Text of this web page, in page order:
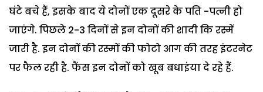
घंटे बचे हैं, इसके बाद ये दोनों एक दूसरे के पति -पत्नी हो
जाएंगे. पिछले 2-3 दिनों से इन दोनों की शादी कि रस्में
जारी है. इन दोनों की रस्मों की फोटो आग की तरह इंटरनेट
पर फैल रही है. फैंस इन दोनों को खूब बधाइंया दे रहे हैं.